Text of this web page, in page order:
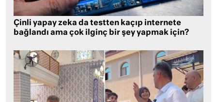
Çinli yapay zeka da testten kaçıp internete
bağlandı ama çok ilginç bir şey yapmak için?